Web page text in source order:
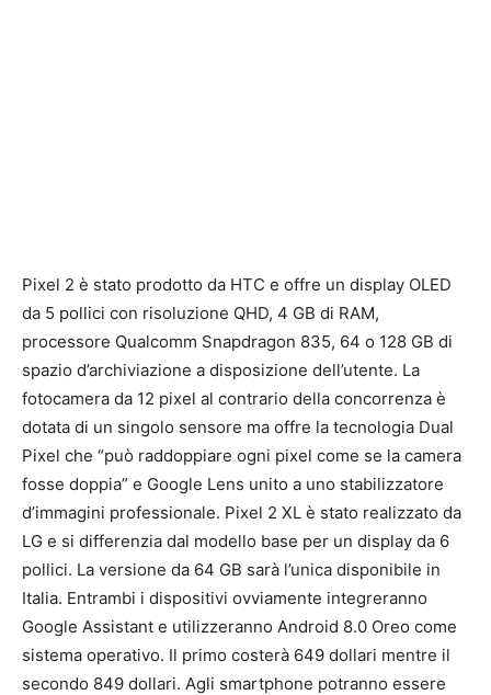
Pixel 2 è stato prodotto da HTC e offre un display OLED
da 5 pollici con risoluzione QHD, 4 GB di RAM,
processore Qualcomm Snapdragon 835, 64 o 128 GB di
spazio d’archiviazione a disposizione dell’utente. La
fotocamera da 12 pixel al contrario della concorrenza è
dotata di un singolo sensore ma offre la tecnologia Dual
Pixel che “può raddoppiare ogni pixel come se la camera
fosse doppia” e Google Lens unito a uno stabilizzatore
d’immagini professionale. Pixel 2 XL è stato realizzato da
LG e si differenzia dal modello base per un display da 6
pollici. La versione da 64 GB sarà l’unica disponibile in
Italia. Entrambi i dispositivi ovviamente integreranno
Google Assistant e utilizzeranno Android 8.0 Oreo come
sistema operativo. Il primo costerà 649 dollari mentre il
secondo 849 dollari. Agli smartphone potranno essere